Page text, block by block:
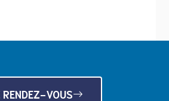
RENDEZ-VOUS